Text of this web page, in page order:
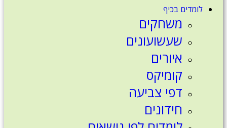
לומדים בכיף
משחקים
שעשועונים
איורים
קומיקס
דפי צביעה
חידונים